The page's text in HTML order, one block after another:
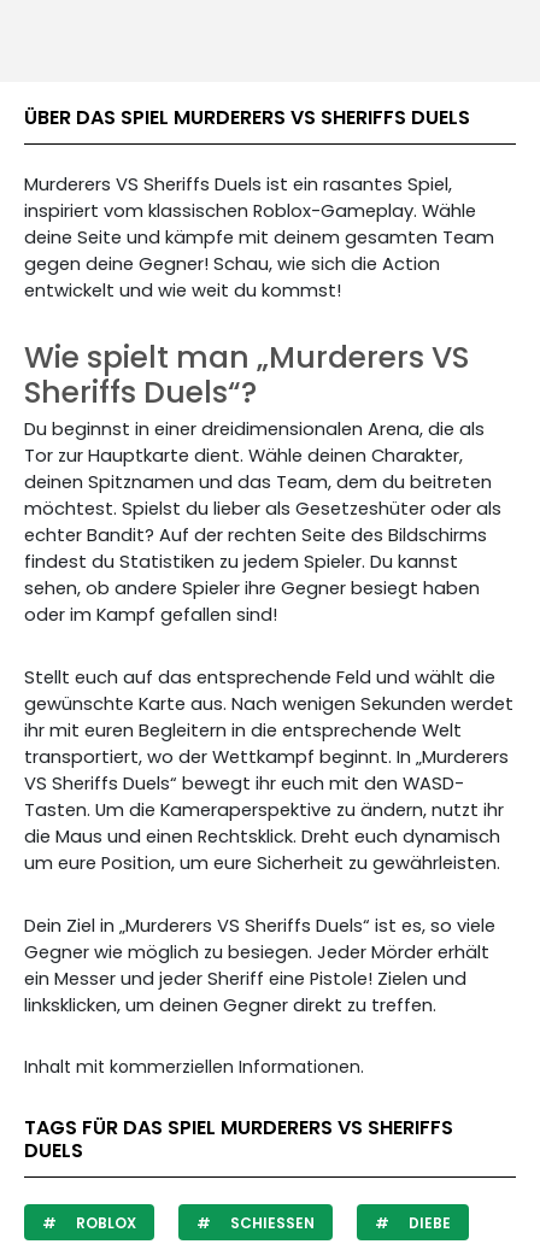
ÜBER DAS SPIEL MURDERERS VS SHERIFFS DUELS
Murderers VS Sheriffs Duels ist ein rasantes Spiel,
inspiriert vom klassischen Roblox-Gameplay. Wähle
deine Seite und kämpfe mit deinem gesamten Team
gegen deine Gegner! Schau, wie sich die Action
entwickelt und wie weit du kommst!
Wie spielt man „Murderers VS
Sheriffs Duels“?
Du beginnst in einer dreidimensionalen Arena, die als
Tor zur Hauptkarte dient. Wähle deinen Charakter,
deinen Spitznamen und das Team, dem du beitreten
möchtest. Spielst du lieber als Gesetzeshüter oder als
echter Bandit? Auf der rechten Seite des Bildschirms
findest du Statistiken zu jedem Spieler. Du kannst
sehen, ob andere Spieler ihre Gegner besiegt haben
oder im Kampf gefallen sind!
Stellt euch auf das entsprechende Feld und wählt die
gewünschte Karte aus. Nach wenigen Sekunden werdet
ihr mit euren Begleitern in die entsprechende Welt
transportiert, wo der Wettkampf beginnt. In „Murderers
VS Sheriffs Duels“ bewegt ihr euch mit den WASD-
Tasten. Um die Kameraperspektive zu ändern, nutzt ihr
die Maus und einen Rechtsklick. Dreht euch dynamisch
um eure Position, um eure Sicherheit zu gewährleisten.
Dein Ziel in „Murderers VS Sheriffs Duels“ ist es, so viele
Gegner wie möglich zu besiegen. Jeder Mörder erhält
ein Messer und jeder Sheriff eine Pistole! Zielen und
linksklicken, um deinen Gegner direkt zu treffen.
Inhalt mit kommerziellen Informationen.
TAGS FÜR DAS SPIEL MURDERERS VS SHERIFFS
DUELS
ROBLOX SCHIESSEN DIEBE